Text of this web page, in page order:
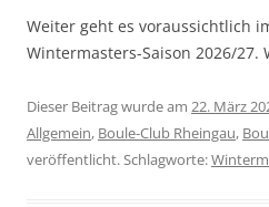
Weiter geht es voraussichtlich
Wintermasters-Saison 2026/
Dieser Beitrag wurde am 22. März
Allgemein, Boule-Club Rheingau,
veröffentlicht. Schlagworte: